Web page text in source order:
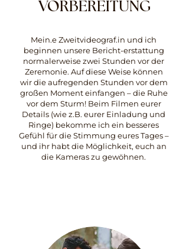
VORBEREITUNG
Mein.e Zweitvideograf.in und ich
beginnen unsere Bericht-erstattung
normalerweise zwei Stunden vor der
Zeremonie. Auf diese Weise können
wir die aufregenden Stunden vor dem
großen Moment einfangen – die Ruhe
vor dem Sturm! Beim Filmen eurer
Details (wie z.B. eurer Einladung und
Ringe) bekomme ich ein besseres
Gefühl für die Stimmung eures Tages –
und ihr habt die Möglichkeit, euch an
die Kameras zu gewöhnen.